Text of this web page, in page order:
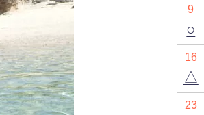
9
○
16
△
23